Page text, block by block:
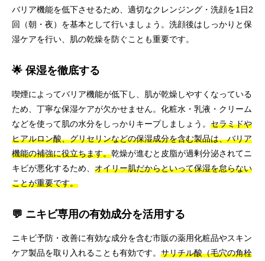
バリア機能を低下させるため、適切なクレンジング・洗顔を1日2
回（朝・夜）を基本として行いましょう。洗顔後はしっかりと保
湿ケアを行い、肌の乾燥を防ぐことも重要です。
🌟 保湿を徹底する
喫煙によってバリア機能が低下し、肌が乾燥しやすくなっている
ため、丁寧な保湿ケアが欠かせません。化粧水・乳液・クリーム
などを使って肌の水分をしっかりキープしましょう。 セラミドや
ヒアルロン酸、グリセリンなどの保湿成分を含む製品は、バリア
機能の補強に役立ちます。乾燥が進むと皮脂が過剰分泌されてニ
キビが悪化するため、 オイリー肌だからといって保湿を怠らない
ことが重要です。
💬 ニキビ専用の有効成分を活用する
ニキビ予防・改善に有効な成分を含む市販の薬用化粧品やスキン
ケア製品を取り入れることも有効です。 サリチル酸（毛穴の角栓